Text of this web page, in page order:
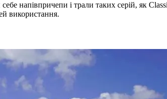
напівпричепи і трали таких серій, як
використання.